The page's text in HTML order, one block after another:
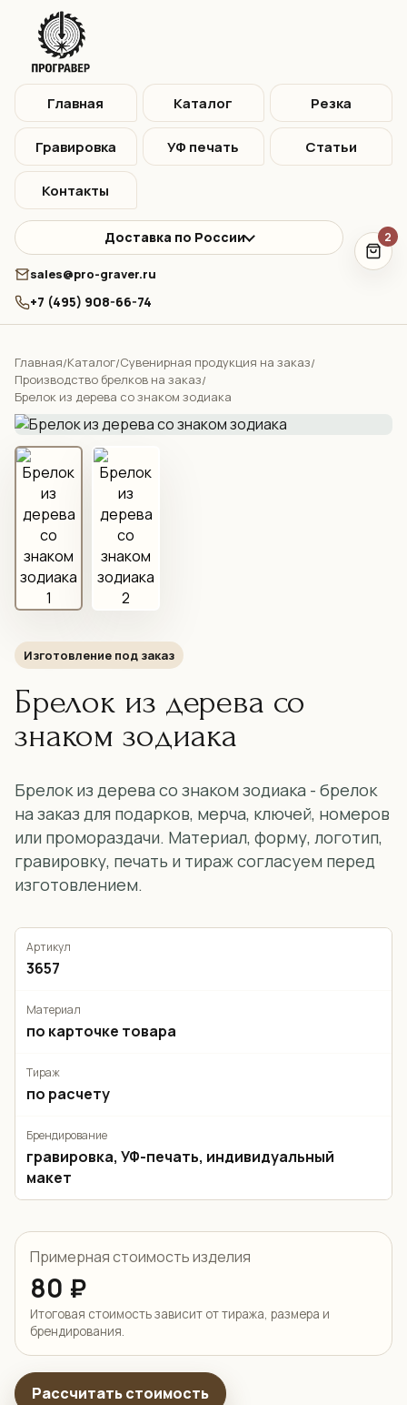
Главная Каталог Резка
Гравировка УФ печать Статьи
Контакты
Доставка по России
sales@pro-graver.ru
+7 (495) 908-66-74
2
Главная/Каталог/Сувенирная продукция на заказ/
Производство брелков на заказ/
Брелок из дерева со знаком зодиака
Изготовление под заказ
Брелок из дерева со
знаком зодиака
Брелок из дерева со знаком зодиака - брелок
на заказ для подарков, мерча, ключей, номеров
или промораздачи. Материал, форму, логотип,
гравировку, печать и тираж согласуем перед
изготовлением.
Артикул
3657
Материал
по карточке товара
Тираж
по расчету
Брендирование
гравировка, УФ-печать, индивидуальный
макет
Примерная стоимость изделия
80 ₽
Итоговая стоимость зависит от тиража, размера и
брендирования.
Рассчитать стоимость